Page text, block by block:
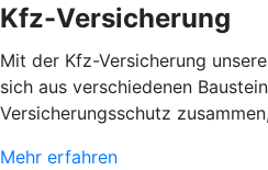
Kfz-Versicherung
Mit der Kfz-Versicherung
sich aus verschiedenen
Versicherungsschutz
Mehr erfahren